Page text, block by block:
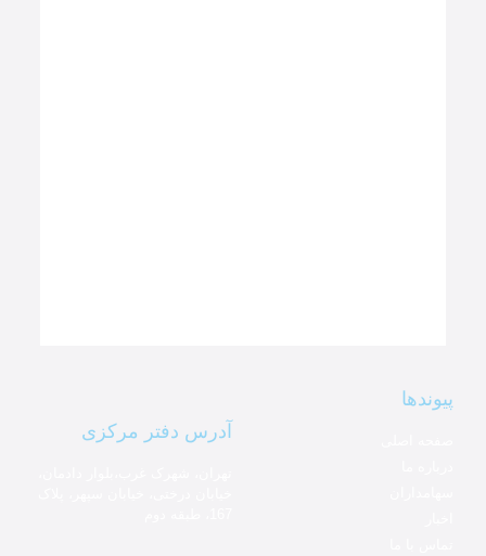
پیوندها
آدرس دفتر مرکزی